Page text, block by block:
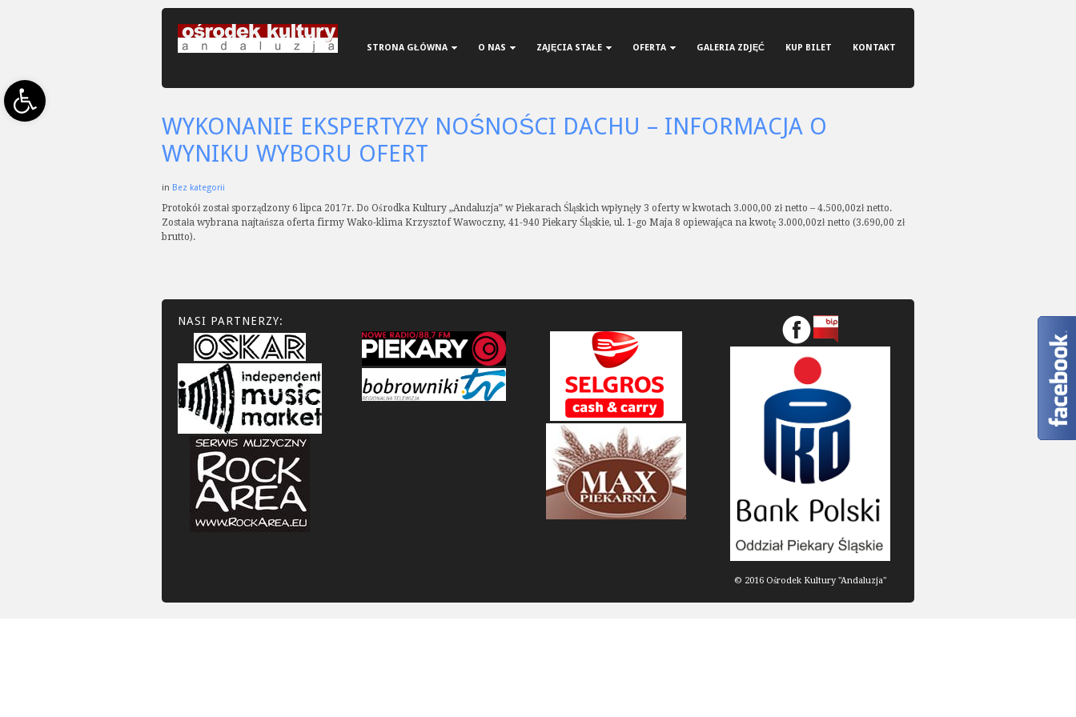
Open toolbar
STRONA GŁÓWNA O NAS ZAJĘCIA STAŁE OFERTA GALERIA ZDJĘĆ KUP BILET KONTAKT
WYKONANIE EKSPERTYZY NOŚNOŚCI DACHU – INFORMACJA O
WYNIKU WYBORU OFERT
in Bez kategorii
Protokół został sporządzony 6 lipca 2017r. Do Ośrodka Kultury „Andaluzja” w Piekarach Śląskich wpłynęły 3 oferty w kwotach 3.000,00 zł netto – 4.500,00zł netto.
Została wybrana najtańsza oferta firmy Wako-klima Krzysztof Wawoczny, 41-940 Piekary Śląskie, ul. 1-go Maja 8 opiewająca na kwotę 3.000,00zł netto (3.690,00 zł
brutto).
NASI PARTNERZY:
© 2016 Ośrodek Kultury "Andaluzja"